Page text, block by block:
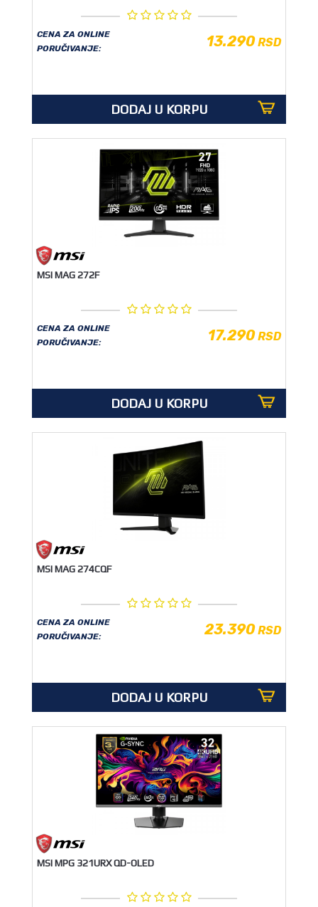
CENA ZA ONLINE
PORUČIVANJE:
13.290RSD
DODAJ U KORPU
MSI MAG 272F
CENA ZA ONLINE
PORUČIVANJE:
17.290RSD
DODAJ U KORPU
MSI MAG 274CQF
CENA ZA ONLINE
PORUČIVANJE:
23.390RSD
DODAJ U KORPU
MSI MPG 321URX QD-OLED